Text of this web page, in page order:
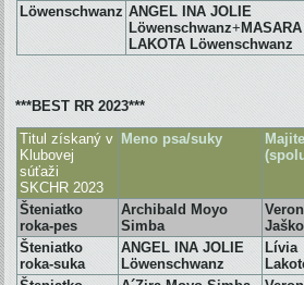
Löwenschwanz ANGEL INA JOLIE
Löwenschwanz+ MASARA
LAKOTA Löwenschwanz
***BEST RR 2023***
Titul získaný v
Klubovej
súťaži
SKCHR 2023
Meno psa/suky
Šteniatko
roka-pes
Archibald Moyo
Simba
Šteniatko
roka-suka
ANGEL INA JOLIE
Löwenschwanz
Lívia